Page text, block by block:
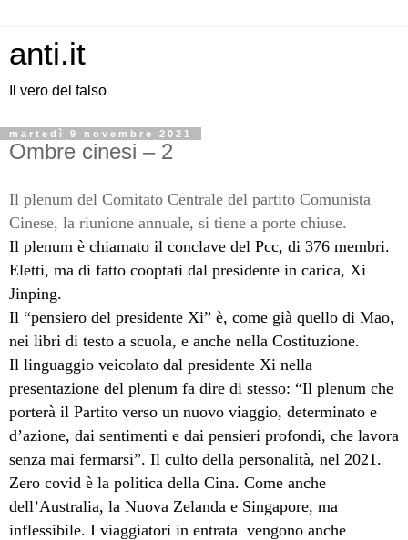
anti.it
Il vero del falso
martedì 9 novembre 2021
Ombre cinesi – 2
Il plenum del Comitato Centrale del partito Comunista
Cinese, la riunione annuale, si tiene a porte chiuse.
Il plenum è chiamato il conclave del Pcc, di 376 membri.
Eletti, ma di fatto cooptati dal presidente in carica, Xi
Jinping.
Il “pensiero del presidente Xi” è, come già quello di Mao,
nei libri di testo a scuola, e anche nella Costituzione.
Il linguaggio veicolato dal presidente Xi nella
presentazione del plenum fa dire di stesso: “Il plenum che
porterà il Partito verso un nuovo viaggio, determinato e
d’azione, dai sentimenti e dai pensieri profondi, che lavora
senza mai fermarsi”. Il culto della personalità, nel 2021.
Zero covid è la politica della Cina. Come anche
dell’Australia, la Nuova Zelanda e Singapore, ma
inflessibile. I viaggiatori in entrata vengono anche